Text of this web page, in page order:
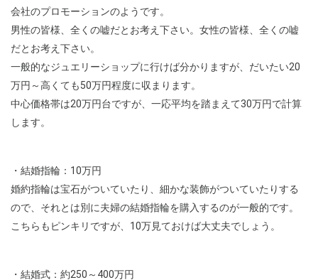
会社のプロモーションのようです。
男性の皆様、全くの嘘だとお考え下さい。女性の皆様、全くの嘘
だとお考え下さい。
一般的なジュエリーショップに行けば分かりますが、だいたい20
万円～高くても50万円程度に収まります。
中心価格帯は20万円台ですが、一応平均を踏まえて30万円で計算
します。
・結婚指輪：10万円
婚約指輪は宝石がついていたり、細かな装飾がついていたりする
ので、それとは別に夫婦の結婚指輪を購入するのが一般的です。
こちらもピンキリですが、10万見ておけば大丈夫でしょう。
・結婚式：約250～400万円